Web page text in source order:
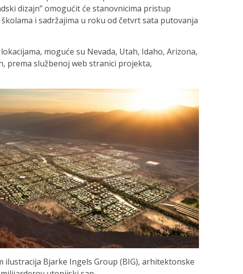
dizajn” omogućit će stanovnicima pristup
i sadržajima u roku od četvrt sata putovanja
moguće su Nevada, Utah, Idaho, Arizona,
prema službenoj web stranici projekta,
ilustracija Bjarke Ingels Group (BIG), arhitektonske